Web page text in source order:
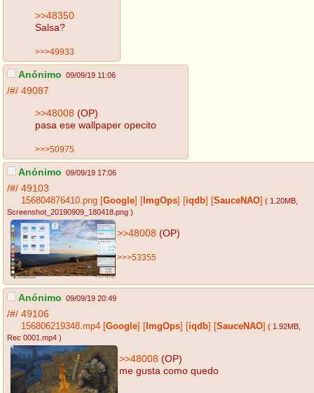
>>48350
Salsa?
>>>49933
Anónimo 09/09/19 11:06
/#/ 49087
>>48008 (OP)
pasa ese wallpaper opecito
>>>50975
Anónimo 09/09/19 17:06
/#/ 49103
156804876410.png Google ImgOps iqdb SauceNAO ( 1.20MB
Screenshot_20190909_180418.png )
>>48008 (OP)
>>>53355
Anónimo 09/09/19 20:49
/#/ 49106
156806219348.mp4 Google ImgOps iqdb SauceNAO ( 1.92MB
Rec 0001.mp4 )
>>48008 (OP)
me gusta como quedo